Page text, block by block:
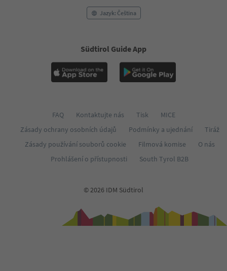
Jazyk: Čeština
Südtirol Guide App
FAQ Kontaktujte nás Tisk
MICE
Zásady ochrany osobních údajů
Podmínky a ujednání
Tiráž
Zásady používání souborů cookie
Filmová komise
O nás
Prohlášení o přístupnosti
South Tyrol B2B
© 2026 IDM Südtirol